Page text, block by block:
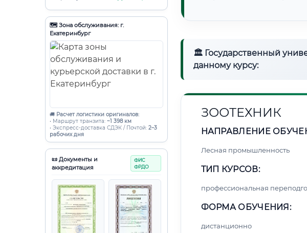
🗺️ Зона обслуживания: г.
Екатеринбург
🚚 Расчет логистики оригиналов:
• Маршрут транзита: ~1 398 км
• Экспресс-доставка СДЭК / Почтой: 2–3
рабочих дня
📜 Документы и
аккредитация
ФИС
ФРДО
🏛 Государственный
данному курсу:
ЗООТЕХНИК
НАПРАВЛЕНИЕ
Лесная промышленность
ТИП КУРСОВ:
профессиональная
ФОРМА ОБУЧЕНИЯ:
дистанционно